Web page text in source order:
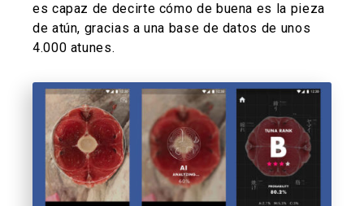
es capaz de decirte cómo de buena es la pieza
de atún, gracias a una base de datos de unos
4.000 atunes.